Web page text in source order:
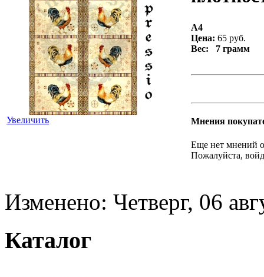
Увеличить
А4
Цена: 65 руб.
Вес: 7 грамм
Мнения
Еще нет мнений
Пожалуйста,
Изменено: Четверг, 06
Каталог